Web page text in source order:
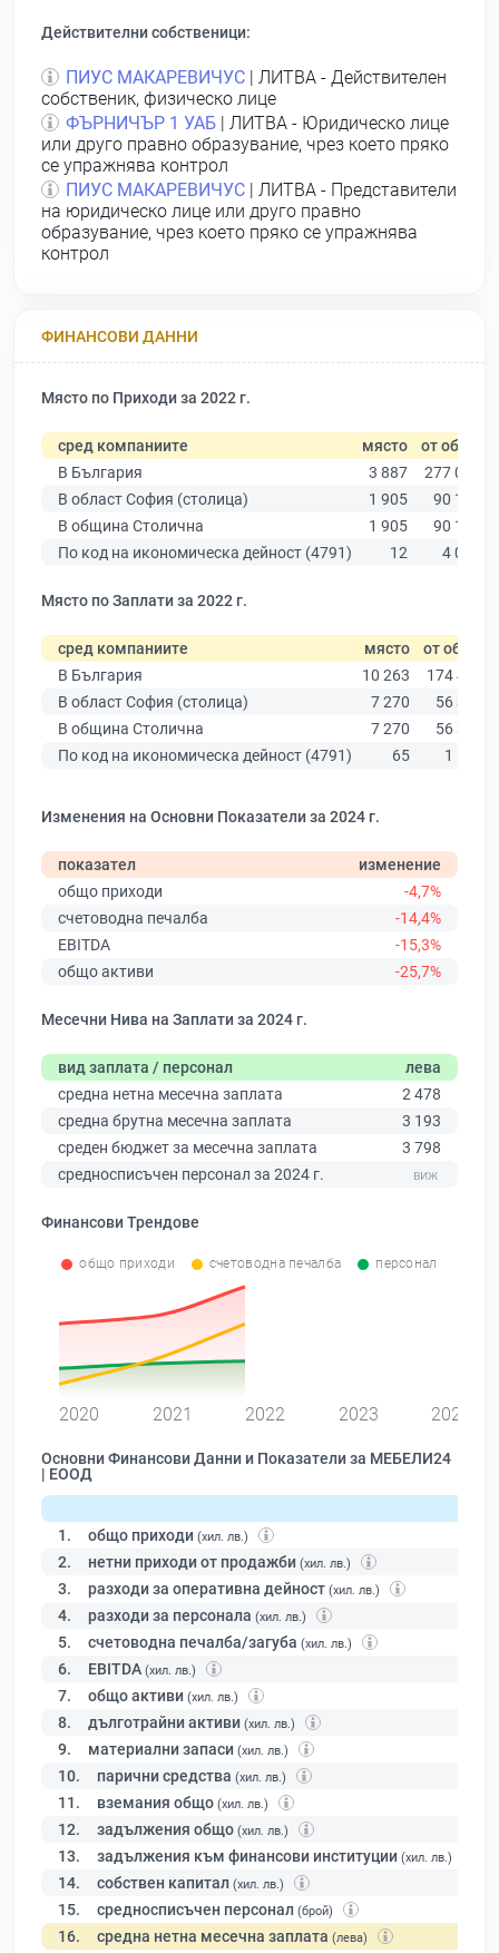
Действителни собственици:
ПИУС МАКАРЕВИЧУС | ЛИТВА - Действителен
собственик, физическо лице
ФЪРНИЧЪР 1 УАБ | ЛИТВА - Юридическо лице
или друго правно образувание, чрез което пряко
се упражнява контрол
ПИУС МАКАРЕВИЧУС | ЛИТВА - Представители
на юридическо лице или друго правно
образувание, чрез което пряко се упражнява
контрол
ФИНАНСОВИ ДАННИ
Място по Приходи за 2022 г.
сред компаниите място от общо
В България
3 887
277 019
В област София (столица)
1 905
90 178
В община Столична
1 905
90 178
По код на икономическа дейност (4791)
12 4 071
Място по Заплати за 2022 г.
сред компаниите място от общо
В България
10 263
174 403
В област София (столица)
7 270
56 378
В община Столична
7 270
56 378
По код на икономическа дейност (4791)
65 1 521
Изменения на Основни Показатели за 2024 г.
показател
изменение
общо приходи
-4,7%
счетоводна печалба
-14,4%
EBITDA
-15,3%
общо активи
-25,7%
Месечни Нива на Заплати за 2024 г.
вид заплата / персонал
лева
средна нетна месечна заплата
2 478
средна брутна месечна заплата
3 193
среден бюджет за месечна заплата
3 798
средносписъчен персонал за 2024 г.
Финансови Трендове
общо приходи счетоводна печалба персонал
2020 2021 2022 2023 2024
Основни Финансови Данни и Показатели за МЕБЕЛИ24
| ЕООД
1. общо приходи (хил. лв.)
2. нетни приходи от продажби (хил. лв.)
3. разходи за оперативна дейност (хил. лв.)
4. разходи за персонала (хил. лв.)
5. счетоводна печалба/загуба (хил. лв.)
6. EBITDA (хил. лв.)
7. общо активи (хил. лв.)
8. дълготрайни активи (хил. лв.)
9. материални запаси (хил. лв.)
10. парични средства (хил. лв.)
11. вземания общо (хил. лв.)
12. задължения общо (хил. лв.)
13. задължения към финансови институции (хил. лв.)
14. собствен капитал (хил. лв.)
15. средносписъчен персонал (брой)
16. средна нетна месечна заплата (лева)